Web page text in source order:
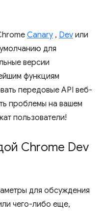
Canary , Dev или
для
версии
функциям
передовые API веб-
проблемы на вашем
пользователи!
Chrome Dev
для обсуждения
чего-либо еще,